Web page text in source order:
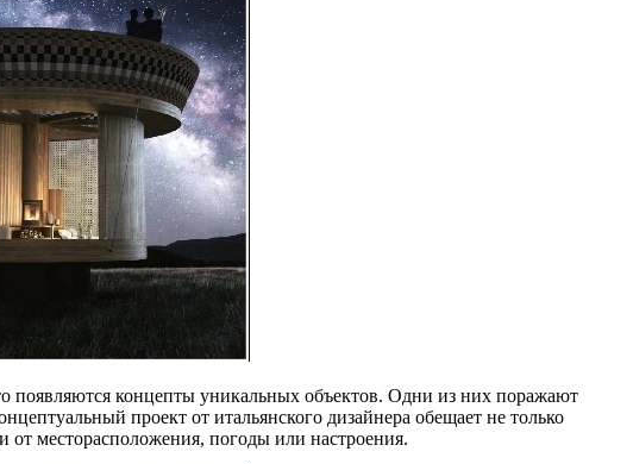
появляются концепты уникальных объектов. Одни из них поражают
проект от итальянского дизайнера обещает не только
месторасположения, погоды или настроения.